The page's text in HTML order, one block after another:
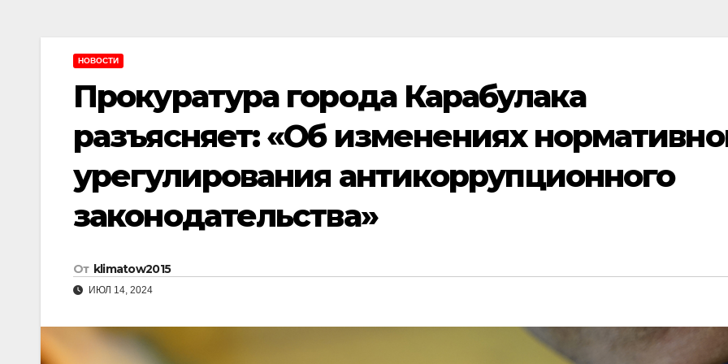
НОВОСТИ
Прокуратура города Карабулака
разъясняет: «Об изменениях
урегулирования антикоррупционного
законодательства»
От klimatow2015
ИЮЛ 14, 2024